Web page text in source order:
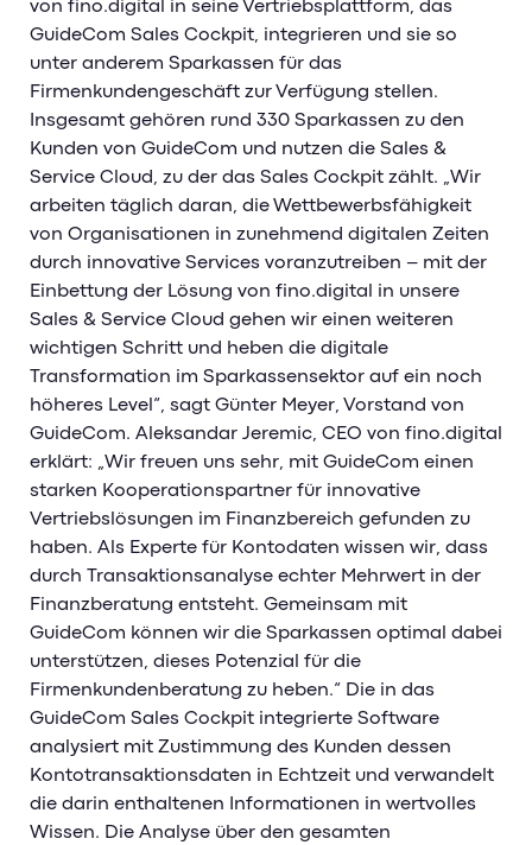
Unternehmen
Über Uns
Presse & News
Sicherheit & Datenschutz
Kontakt
Karriere
Karriere bei GuideCom
Aktuelle Jobs
Berufseinstieg
Mitarbeiterstorys
von fino.digital in seine Vertriebsplattform, das
GuideCom Sales Cockpit, integrieren und sie so
unter anderem Sparkassen für das
Firmenkundengeschäft zur Verfügung stellen.
Insgesamt gehören rund 330 Sparkassen zu den
Kunden von GuideCom und nutzen die Sales &
Service Cloud, zu der das Sales Cockpit zählt. „Wir
arbeiten täglich daran, die Wettbewerbsfähigkeit
von Organisationen in zunehmend digitalen Zeiten
durch innovative Services voranzutreiben – mit der
Einbettung der Lösung von fino.digital in unsere
Sales & Service Cloud gehen wir einen weiteren
wichtigen Schritt und heben die digitale
Transformation im Sparkassensektor auf ein noch
höheres Level“, sagt Günter Meyer, Vorstand von
GuideCom. Aleksandar Jeremic, CEO von fino.digital
erklärt: „Wir freuen uns sehr, mit GuideCom einen
starken Kooperationspartner für innovative
Vertriebslösungen im Finanzbereich gefunden zu
haben. Als Experte für Kontodaten wissen wir, dass
durch Transaktionsanalyse echter Mehrwert in der
Finanzberatung entsteht. Gemeinsam mit
GuideCom können wir die Sparkassen optimal dabei
unterstützen, dieses Potenzial für die
Firmenkundenberatung zu heben.“ Die in das
GuideCom Sales Cockpit integrierte Software
analysiert mit Zustimmung des Kunden dessen
Kontotransaktionsdaten in Echtzeit und verwandelt
die darin enthaltenen Informationen in wertvolles
Wissen. Die Analyse über den gesamten